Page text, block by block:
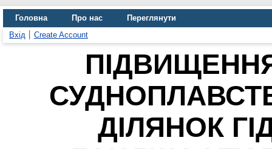
Головна Про нас
Переглянути
Вхід
Create Account
ДІЛЯНОК